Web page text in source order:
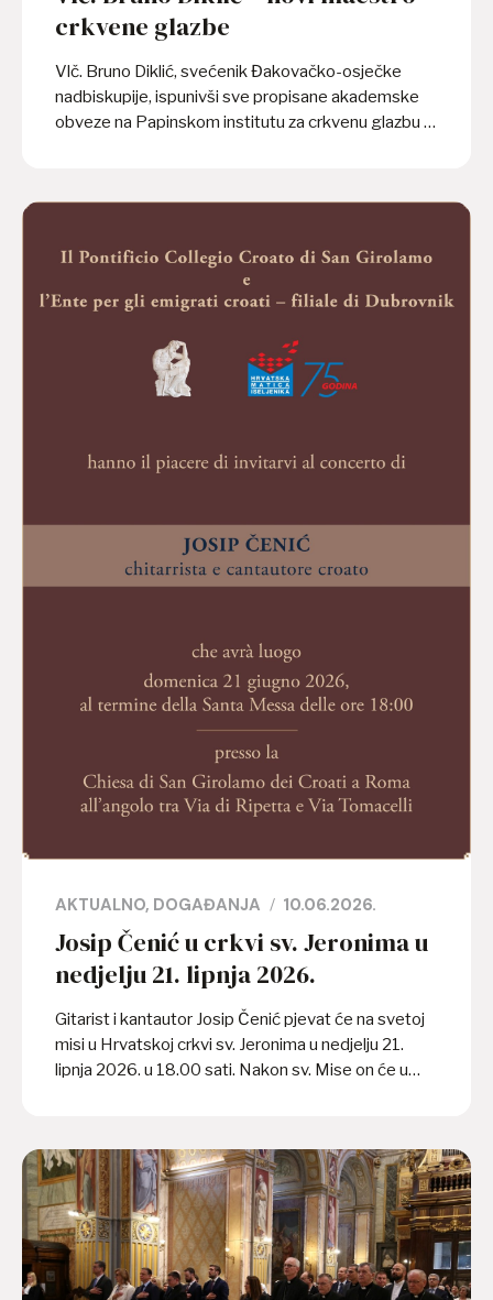
crkvene glazbe
Vlč. Bruno Diklić, svećenik Đakovačko-osječke
nadbiskupije, ispunivši sve propisane akademske
obveze na Papinskom institutu za crkvenu glazbu u
te, prema talijanskim standardima visokoškolskog
crkvene glazbe. Završni ispit sastojao se od dva
glavna dijela. Praktični dio ispita održan je na
završetku ljetnog semestra, odnosno u utorak, 26.
ispitni koncert. Tom prigodom vlč. Diklić dirigirao je
komornim orkestrom i mješovitim zborom
Papinskog instituta za crkvenu glazbu, a izvedena
AKTUALNO DOGAĐANJA 10.06.2026.
Josip Čenić u crkvi sv. Jeronima u
nedjelju 21. lipnja 2026.
Gitarist i kantautor Josip Čenić pjevat će na svetoj
misi u Hrvatskoj crkvi sv. Jeronima u nedjelju 21.
lipnja 2026. u 18.00 sati. Nakon sv. Mise on će u
Hrvatska matica iseljenika Dubrovnik.